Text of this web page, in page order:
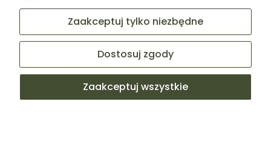
Sklep internetowy Shoper Premium
Zaakceptuj tylko niezbędne
Dostosuj zgody
Zaakceptuj wszystkie